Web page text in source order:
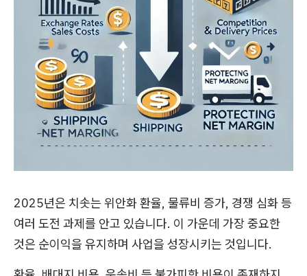
2025년은 치솟는 위안화 환율, 물류비 증가, 경쟁 심화 등
여러 도전 과제를 안고 있습니다. 이 가운데 가장 중요한
것은 순이익을 유지하며 사업을 성장시키는 것입니다.